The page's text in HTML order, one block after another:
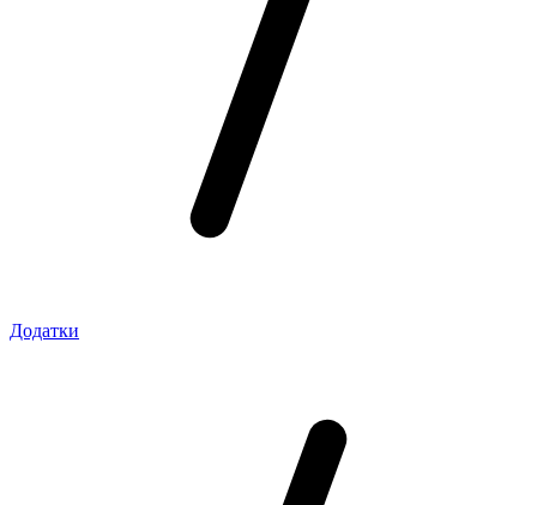
Додатки